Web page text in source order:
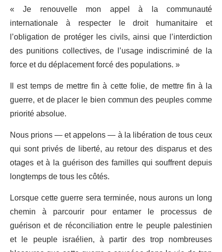
« Je renouvelle mon appel à la communauté
internationale à respecter le droit humanitaire et
l’obligation de protéger les civils, ainsi que l’interdiction
des punitions collectives, de l’usage indiscriminé de la
force et du déplacement forcé des populations. »
Il est temps de mettre fin à cette folie, de mettre fin à la
guerre, et de placer le bien commun des peuples comme
priorité absolue.
Nous prions — et appelons — à la libération de tous ceux
qui sont privés de liberté, au retour des disparus et des
otages et à la guérison des familles qui souffrent depuis
longtemps de tous les côtés.
Lorsque cette guerre sera terminée, nous aurons un long
chemin à parcourir pour entamer le processus de
guérison et de réconciliation entre le peuple palestinien
et le peuple israélien, à partir des trop nombreuses